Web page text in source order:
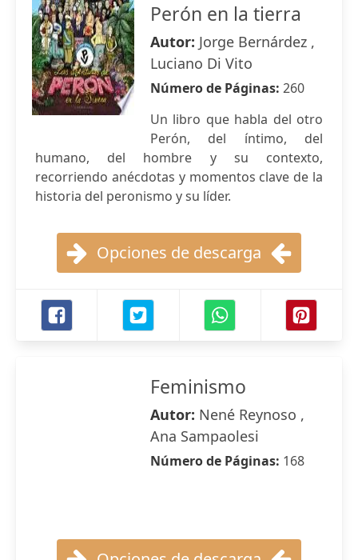
Perón en la tierra
Autor: Jorge Bernárdez ,
Luciano Di Vito
Número de Páginas: 260
Un libro que habla del otro
Perón, del íntimo, del
humano, del hombre y su contexto,
recorriendo anécdotas y momentos clave de la
historia del peronismo y su líder.
Opciones de descarga
Feminismo
Autor: Nené Reynoso ,
Ana Sampaolesi
Número de Páginas: 168